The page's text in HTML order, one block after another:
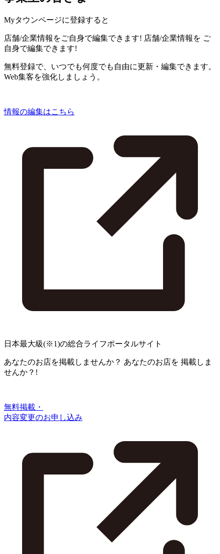
Myタウンページに登録すると
店舗/企業情報をご自身で編集できます! 店舗/企業情報を ご
自身で編集できます!
無料登録で、いつでも何度でも自由に更新・編集できます。
Web集客を強化しましょう。
情報の編集はこちら
日本最大級(※1)の総合ライフポータルサイト
あなたのお店を掲載しませんか？ あなたのお店を 掲載しま
せんか？!
無料掲載・
内容変更のお申し込み